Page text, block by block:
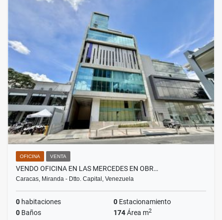
OFICINA VENTA
VENDO OFICINA EN LAS MERCEDES EN OBR…
Caracas, Miranda - Dtto. Capital, Venezuela
0 habitaciones 0 Estacionamiento
0 Baños 174Área m2